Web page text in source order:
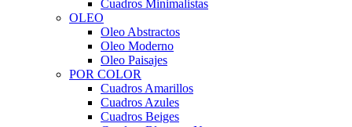
Cuadros Minimalistas
OLEO
Oleo Abstractos
Oleo Moderno
Oleo Paisajes
POR COLOR
Cuadros Amarillos
Cuadros Azules
Cuadros Beiges